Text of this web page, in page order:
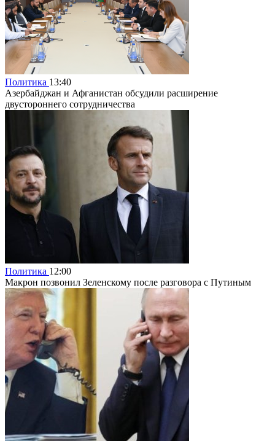
Политика 13:40
Азербайджан и Афганистан обсудили расширение
двустороннего сотрудничества
Политика 12:00
Макрон позвонил Зеленскому после разговора с Путиным